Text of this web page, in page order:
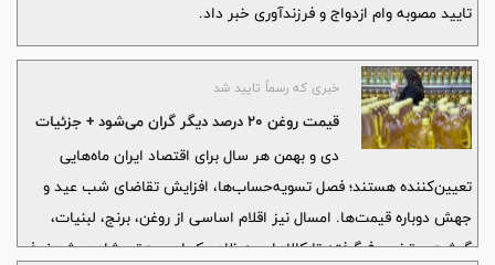
تایید مصوبه وام ازدواج و فرزندآوری خبر داد.
خبری که رسماً تایید شد
قیمت روغن ۲۰ درصد دیگر گران می‌شود + جزئیات
دی و بهمن هر سال برای اقتصاد ایران ماه‌هایی
تعیین‌کننده هستند؛ فصل تسویه‌حساب‌ها، افزایش تقاضای شب عید و
جهش دوباره قیمت‌ها. امسال نیز اقلام اساسی از روغن، برنج، لبنیات،
گوشت و تخم‌مرغ گرفته تا کالاهای به ظاهر کم‌اهمیت‌تر، شاهد رشد نرخ